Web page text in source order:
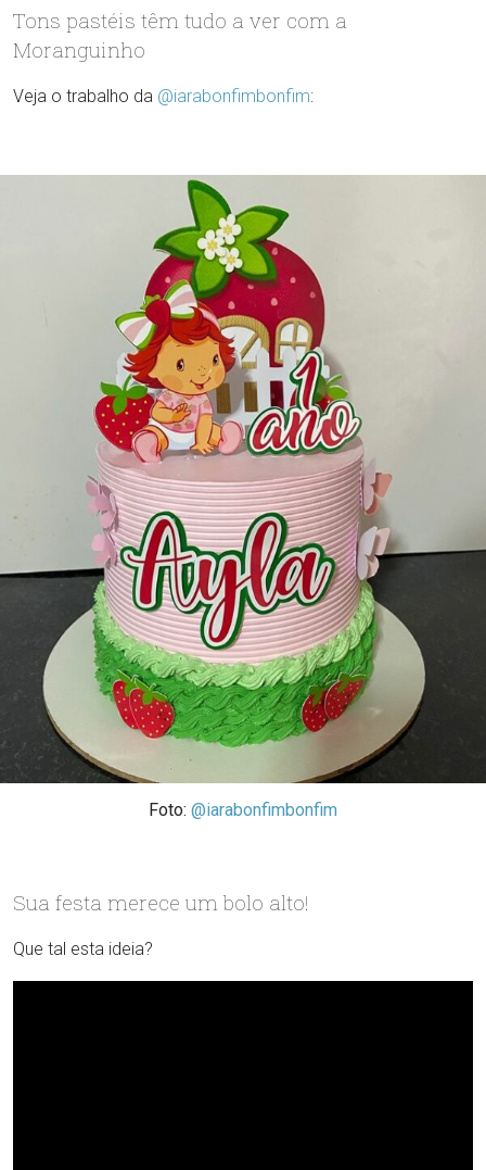
Tons pastéis têm tudo a ver com a
Moranguinho
Veja o trabalho da @iarabonfimbonfim:
Foto: @iarabonfimbonfim
Sua festa merece um bolo alto!
Que tal esta ideia?